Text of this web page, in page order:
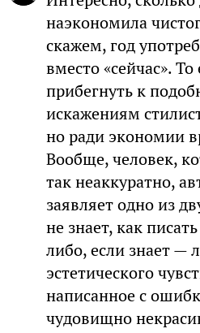
наэкономила
скажем, год
вместо «сейчас».
прибегнуть к
искажениям
но ради экономии
Вообще, человек,
так неаккуратно,
заявляет одно из
не знает, как
либо, если знает —
эстетического
написанное с
чудовищно